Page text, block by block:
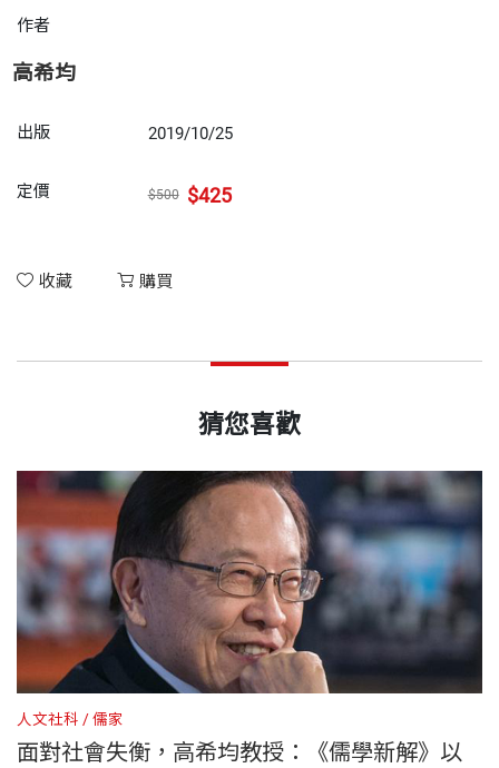
作者
高希均
出版 2019/10/25
定價 $500 $425
收藏 購買
猜您喜歡
人文社科 儒家
面對社會失衡，高希均教授：《儒學新解》以